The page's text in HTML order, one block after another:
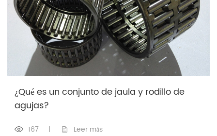
¿Qué es un conjunto de jaula y rodillo de
agujas?
167 | Leer más